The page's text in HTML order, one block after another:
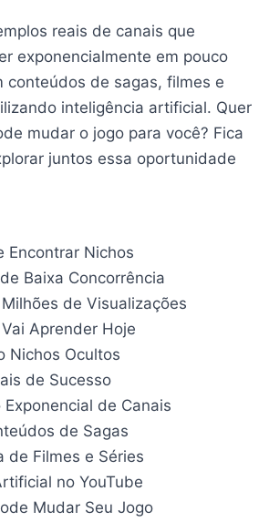
reais de canais que
exponencialmente em pouco
conteúdos de sagas, filmes e
inteligência artificial. Quer
mudar o jogo para você? Fica
juntos essa oportunidade
Encontrar Nichos
Baixa Concorrência
de Visualizações
Aprender Hoje
Nichos Ocultos
de Sucesso
de Canais
de Sagas
de Filmes e Séries
no YouTube
Mudar Seu Jogo